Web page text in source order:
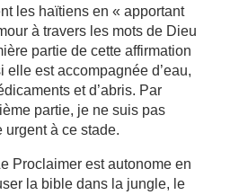
les haïtiens en « apportant
à travers les mots de Dieu
partie de cette affirmation
elle est accompagnée d’eau,
et d’abris. Par
partie, je ne suis pas
urgent à ce stade.
Proclaimer est autonome en
la bible dans la jungle, le